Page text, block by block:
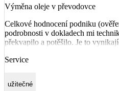
Výměna oleje v převodovce
Celkové hodnocení podniku
podrobnosti v dokladech mi
překvapilo a potěšilo. Je to
Service
užitečné